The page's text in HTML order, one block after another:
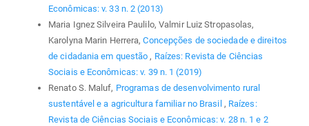
Econômicas: v. 33 n. 2 (2013)
Maria Ignez Silveira Paulilo, Valmir Luiz Stropasolas,
Karolyna Marin Herrera,Concepções de sociedade e direitos
de cidadania em questão, Raízes: Revista de Ciências
Sociais e Econômicas: v. 39 n. 1 (2019)
Renato S. Maluf, Programas de desenvolvimento rural
sustentável e a agricultura familiar no Brasil , Raízes:
Revista de Ciências Sociais e Econômicas: v. 28 n. 1 e 2